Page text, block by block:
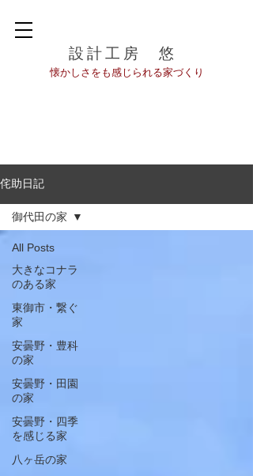
設計工房 悠
​懐かしさをも感じられる家づくり
侘助日記
All Posts
大きなコナラ
のある家
東御市・繋ぐ
家
安曇野・豊科
の家
安曇野・田園
の家
安曇野・四季
を感じる家
八ヶ岳の家
御代田の家